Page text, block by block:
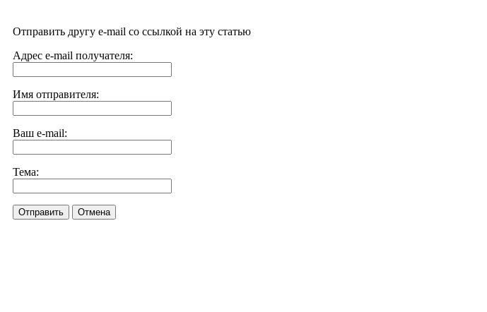
Отправить другу e-mail со ссылкой на эту статью
Адрес e-mail получателя:
Имя отправителя:
Ваш e-mail:
Тема:
Отправить Отмена